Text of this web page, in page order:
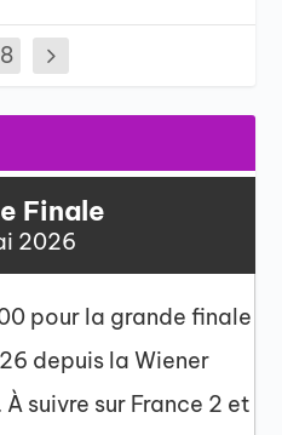
Finale
2026
pour la grande finale
depuis la Wiener
suivre sur France 2 et